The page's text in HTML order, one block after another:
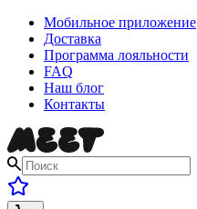
Мобильное приложение
Доставка
Программа лояльности
FAQ
Наш блог
Контакты